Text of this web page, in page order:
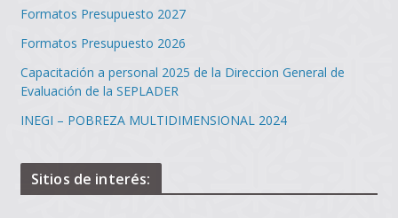
Formatos Presupuesto 2027
Formatos Presupuesto 2026
Capacitación a personal 2025 de la Direccion General de
Evaluación de la SEPLADER
INEGI – POBREZA MULTIDIMENSIONAL 2024
Sitios de interés: